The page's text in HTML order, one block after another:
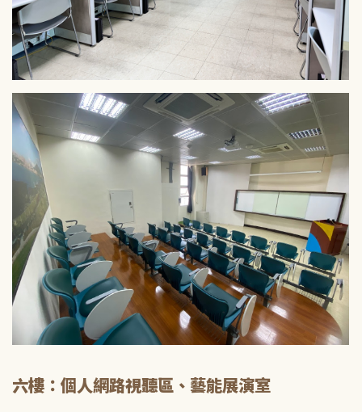
六樓：個人網路視聽區、藝能展演室